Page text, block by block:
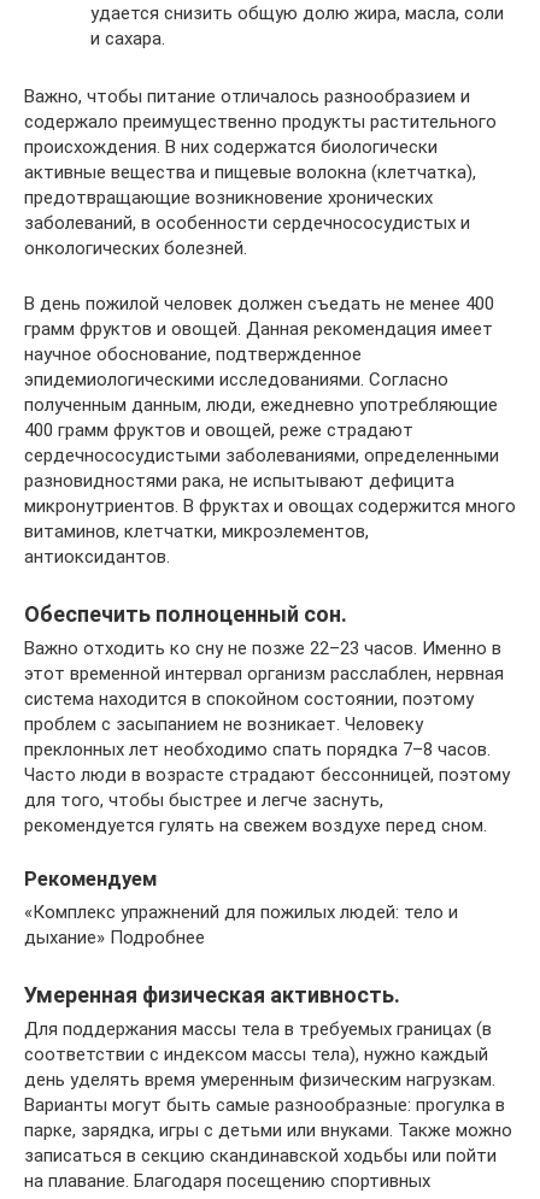
удается снизить общую долю жира, масла, соли
и сахара.
Важно, чтобы питание отличалось разнообразием и
содержало преимущественно продукты растительного
происхождения. В них содержатся биологически
активные вещества и пищевые волокна (клетчатка),
предотвращающие возникновение хронических
заболеваний, в особенности сердечнососудистых и
онкологических болезней.
В день пожилой человек должен съедать не менее 400
грамм фруктов и овощей. Данная рекомендация имеет
научное обоснование, подтвержденное
эпидемиологическими исследованиями. Согласно
полученным данным, люди, ежедневно употребляющие
400 грамм фруктов и овощей, реже страдают
сердечнососудистыми заболеваниями, определенными
разновидностями рака, не испытывают дефицита
микронутриентов. В фруктах и овощах содержится много
витаминов, клетчатки, микроэлементов,
антиоксидантов.
Обеспечить полноценный сон.
Важно отходить ко сну не позже 22–23 часов. Именно в
этот временной интервал организм расслаблен, нервная
система находится в спокойном состоянии, поэтому
проблем с засыпанием не возникает. Человеку
преклонных лет необходимо спать порядка 7–8 часов.
Часто люди в возрасте страдают бессонницей, поэтому
для того, чтобы быстрее и легче заснуть,
рекомендуется гулять на свежем воздухе перед сном.
Рекомендуем
«Комплекс упражнений для пожилых людей: тело и
дыхание» Подробнее
Умеренная физическая активность.
Для поддержания массы тела в требуемых границах (в
соответствии с индексом массы тела), нужно каждый
день уделять время умеренным физическим нагрузкам.
Варианты могут быть самые разнообразные: прогулка в
парке, зарядка, игры с детьми или внуками. Также можно
записаться в секцию скандинавской ходьбы или пойти
на плавание. Благодаря посещению спортивных